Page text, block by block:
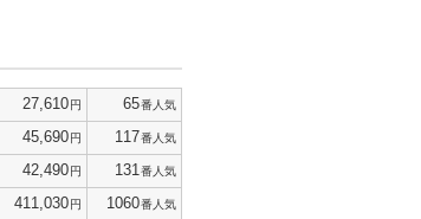
27,610円 65番人気
45,690円 117番人気
42,490円 131 番人気
411,030円 1060番人気